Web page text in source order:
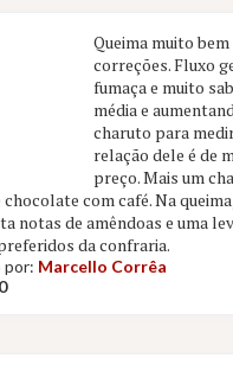
Queima muito
correções. Fluxo
fumaça e muito
média e
charuto para
relação dele é de
preço. Mais um
com café. Na
notas de amêndoas e uma
da confraria.
por: Marcello Corrêa